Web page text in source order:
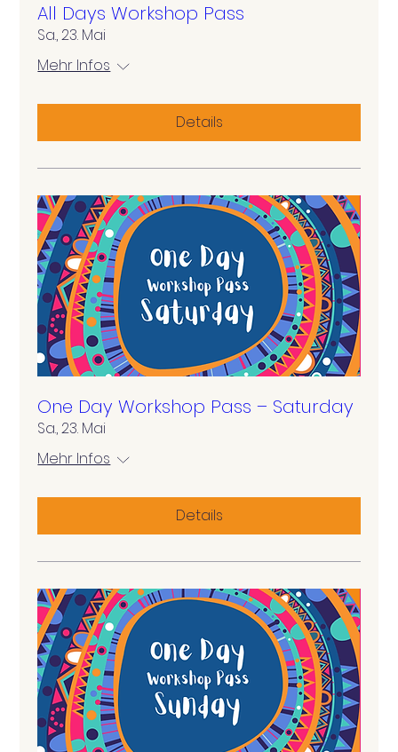
All Days Workshop Pass
Sa., 23. Mai
Mehr Infos
Details
One Day Workshop Pass – Saturday
Sa., 23. Mai
Mehr Infos
Details